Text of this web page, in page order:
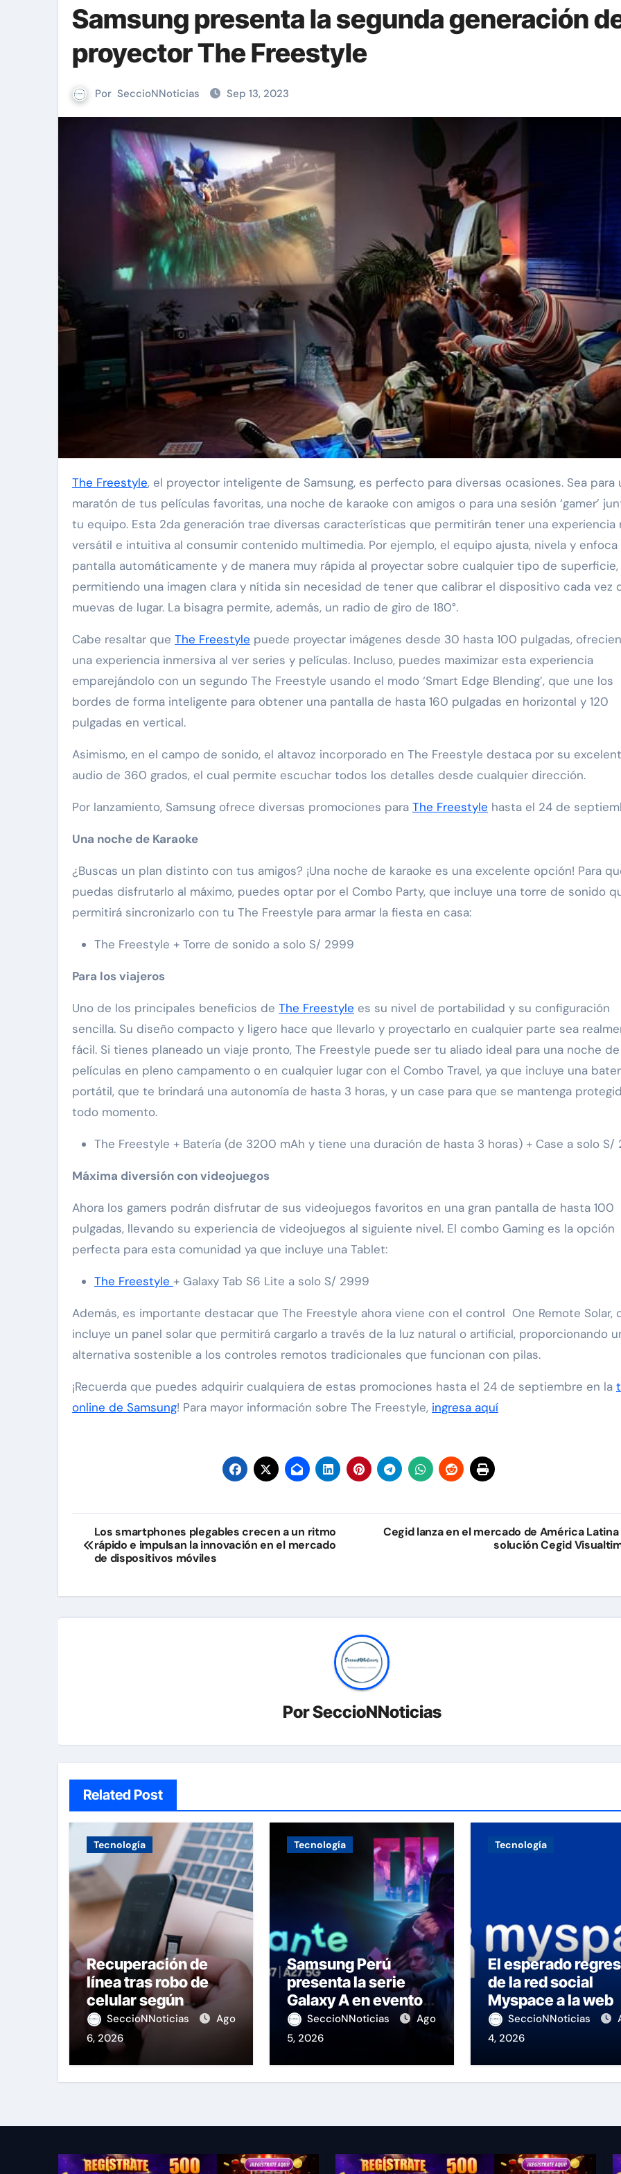
Samsung presenta la segunda generación
proyector The Freestyle
Por SeccioNNoticias Sep 13, 2023
The Freestyle, el proyector inteligente de Samsung, es perfecto para diversas ocasiones. Sea para
maratón de tus películas favoritas, una noche de karaoke con amigos o para una sesión ‘gamer’
tu equipo. Esta 2da generación trae diversas características que permitirán tener una experiencia
versátil e intuitiva al consumir contenido multimedia. Por ejemplo, el equipo ajusta, nivela y enfoca
pantalla automáticamente y de manera muy rápida al proyectar sobre cualquier tipo de superficie,
permitiendo una imagen clara y nítida sin necesidad de tener que calibrar el dispositivo cada vez
muevas de lugar. La bisagra permite, además, un radio de giro de 180°.
Cabe resaltar que The Freestyle puede proyectar imágenes desde 30 hasta 100 pulgadas,
una experiencia inmersiva al ver series y películas. Incluso, puedes maximizar esta experiencia
emparejándolo con un segundo The Freestyle usando el modo ‘Smart Edge Blending’, que une los
bordes de forma inteligente para obtener una pantalla de hasta 160 pulgadas en horizontal y 120
pulgadas en vertical.
Asimismo, en el campo de sonido, el altavoz incorporado en The Freestyle destaca por su
audio de 360 grados, el cual permite escuchar todos los detalles desde cualquier dirección.
Por lanzamiento, Samsung ofrece diversas promociones para The Freestyle hasta el 24 de
Una noche de Karaoke
¿Buscas un plan distinto con tus amigos? ¡Una noche de karaoke es una excelente opción! Para
puedas disfrutarlo al máximo, puedes optar por el Combo Party, que incluye una torre de sonido
permitirá sincronizarlo con tu The Freestyle para armar la fiesta en casa:
The Freestyle + Torre de sonido a solo S/ 2999
Para los viajeros
Uno de los principales beneficios de The Freestyle es su nivel de portabilidad y su configuración
sencilla. Su diseño compacto y ligero hace que llevarlo y proyectarlo en cualquier parte sea
fácil. Si tienes planeado un viaje pronto, The Freestyle puede ser tu aliado ideal para una noche de
películas en pleno campamento o en cualquier lugar con el Combo Travel, ya que incluye una
portátil, que te brindará una autonomía de hasta 3 horas, y un case para que se mantenga
todo momento.
The Freestyle + Batería (de 3200 mAh y tiene una duración de hasta 3 horas) + Case a solo S/
Máxima diversión con videojuegos
Ahora los gamers podrán disfrutar de sus videojuegos favoritos en una gran pantalla de hasta 100
pulgadas, llevando su experiencia de videojuegos al siguiente nivel. El combo Gaming es la opción
perfecta para esta comunidad ya que incluye una Tablet:
The Freestyle + Galaxy Tab S6 Lite a solo S/ 2999
Además, es importante destacar que The Freestyle ahora viene con el control One Remote Solar,
incluye un panel solar que permitirá cargarlo a través de la luz natural o artificial, proporcionando
alternativa sostenible a los controles remotos tradicionales que funcionan con pilas.
¡Recuerda que puedes adquirir cualquiera de estas promociones hasta el 24 de septiembre en la
online de Samsung! Para mayor información sobre The Freestyle, ingresa aquí
Navegación
de
Los smartphones plegables crecen a un ritmo
rápido e impulsan la innovación en el mercado
de dispositivos móviles
Cegid lanza en el mercado de América Latina
solución Cegid
PorSeccioNNoticias
Related Post
Tecnología
Recuperación de
línea tras robo de
celular según
OSIPTEL
SeccioNNoticias
Ago
6, 2026
Tecnología
Samsung Perú
presenta la serie
Galaxy A en evento
de K-Pop
SeccioNNoticias
Ago
5, 2026
Tecnología
El esperado
de la red social
Myspace a la web
SeccioNNoticias
4, 2026